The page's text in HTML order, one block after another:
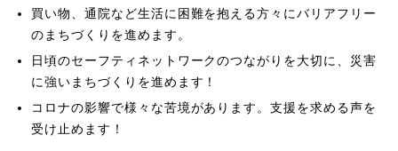
買い物、通院など生活に困難を抱える方々にバリアフリー
のまちづくりを進めます。
日頃のセーフティネットワークのつながりを大切に、災害
に強いまちづくりを進めます！
コロナの影響で様々な苦境があります。支援を求める声を
受け止めます！